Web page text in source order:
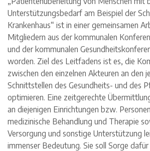
Unterstützungsbedarf am Beispiel der
Krankenhaus“ ist in einer gemeinsamen
Mitgliedern aus der kommunalen
und der kommunalen
worden. Ziel des Leitfadens ist es, die
zwischen den einzelnen Akteuren an den
Schnittstellen des Gesundheits- und des
optimieren. Eine zeitgerechte
an diejenigen Einrichtungen bzw.
medizinische Behandlung und Therapie
Versorgung und sonstige Unterstützung
immenser Bedeutung. Sie soll Sorge